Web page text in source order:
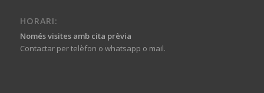
HORARI:
Només visites amb cita prèvia
Contactar per telèfon o whatsapp o mail.